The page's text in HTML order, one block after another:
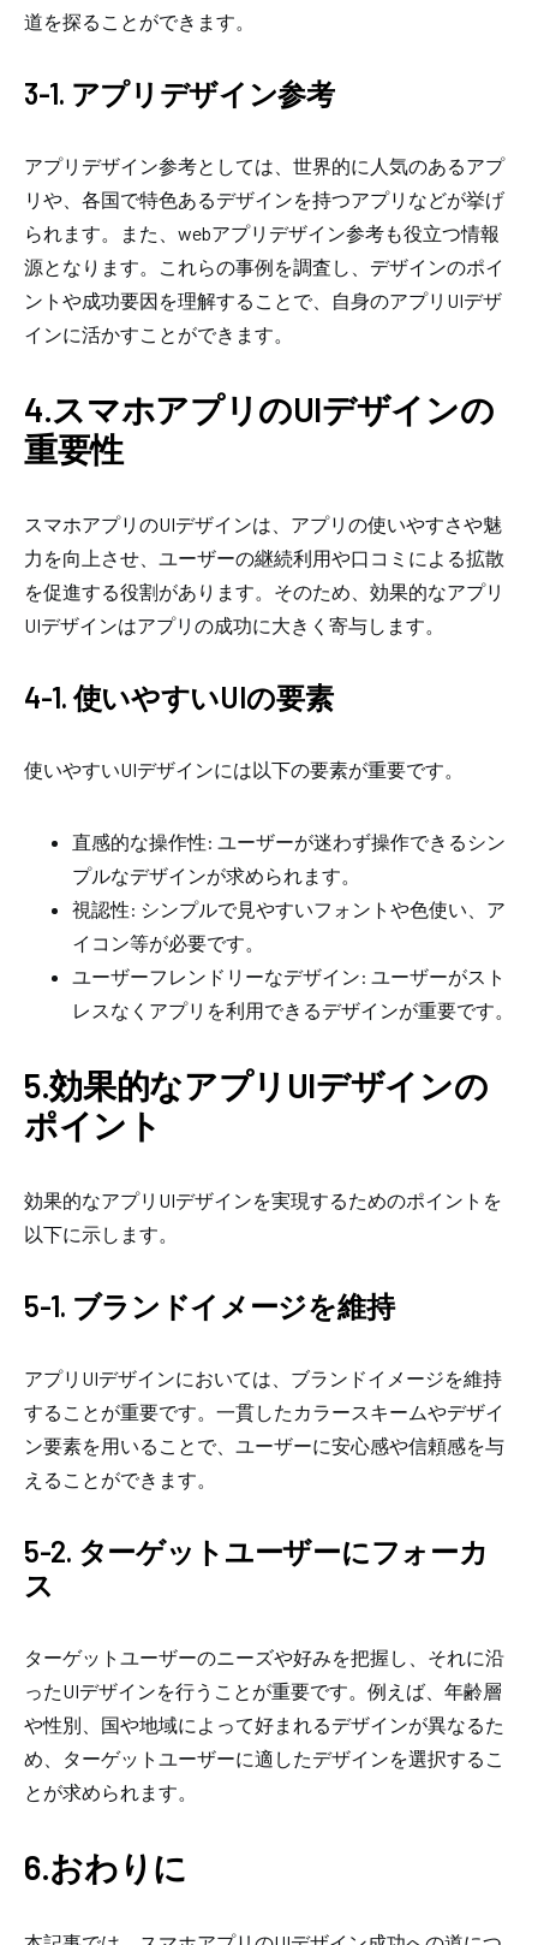
道を探ることができます。
3-1. アプリデザイン参考
アプリデザイン参考としては、世界的に人気のあるアプ
リや、各国で特色あるデザインを持つアプリなどが挙げ
られます。また、webアプリデザイン参考も役立つ情報
源となります。これらの事例を調査し、デザインのポイ
ントや成功要因を理解することで、自身のアプリUIデザ
インに活かすことができます。
4.スマホアプリのUIデザインの
重要性
スマホアプリのUIデザインは、アプリの使いやすさや魅
力を向上させ、ユーザーの継続利用や口コミによる拡散
を促進する役割があります。そのため、効果的なアプリ
UIデザインはアプリの成功に大きく寄与します。
4-1. 使いやすいUIの要素
使いやすいUIデザインには以下の要素が重要です。
直感的な操作性: ユーザーが迷わず操作できるシン
プルなデザインが求められます。
視認性: シンプルで見やすいフォントや色使い、ア
イコン等が必要です。
ユーザーフレンドリーなデザイン: ユーザーがスト
レスなくアプリを利用できるデザインが重要です。
5.効果的なアプリUIデザインの
ポイント
効果的なアプリUIデザインを実現するためのポイントを
以下に示します。
5-1. ブランドイメージを維持
アプリUIデザインにおいては、ブランドイメージを維持
することが重要です。一貫したカラースキームやデザイ
ン要素を用いることで、ユーザーに安心感や信頼感を与
えることができます。
5-2. ターゲットユーザーにフォーカ
ス
ターゲットユーザーのニーズや好みを把握し、それに沿
ったUIデザインを行うことが重要です。例えば、年齢層
や性別、国や地域によって好まれるデザインが異なるた
め、ターゲットユーザーに適したデザインを選択するこ
とが求められます。
6.おわりに